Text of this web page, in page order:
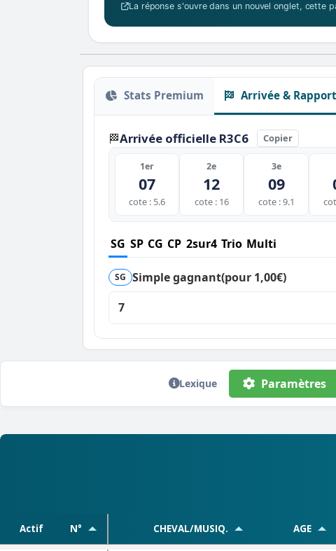
La réponse s'ouvre dans un nouvel onglet, cette
Stats Premium Arrivée &
🏁Arrivée officielle R3C6 Copier
1er
07
cote : 5.6
2e
12
cote : 16
3e
09
cote : 9.1
SG SP CG CP 2sur4 Trio Multi
SG Simple gagnant(pour 1,00€)
7
Lexique Paramètres
Actif N° CHEVAL/MUSIQ. AGE